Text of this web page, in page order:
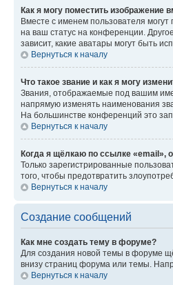
Как я могу поместить изображение
Вместе с именем пользователя
на ваш статус на конференции.
зависит, какие аватары могут быть
Вернуться к началу
Что такое звание и как я могу
Звания, отображаемые под вашим
напрямую изменять наименования
На большинстве конференций это
Вернуться к началу
Когда я щёлкаю по ссылке «email»,
Только зарегистрированные
того, чтобы предотвратить
Вернуться к началу
Создание сообщений
Как мне создать тему в форуме?
Для создания новой темы в форуме
внизу страниц форума или темы.
Вернуться к началу